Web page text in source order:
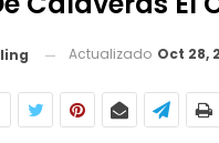
Actualizado Oct 28,